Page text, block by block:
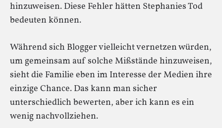
hinzuweisen. Diese Fehler hätten Stephanies Tod
bedeuten können.
Während sich Blogger vielleicht vernetzen würden,
um gemeinsam auf solche Mißstände hinzuweisen,
sieht die Familie eben im Interesse der Medien ihre
einzige Chance. Das kann man sicher
unterschiedlich bewerten, aber ich kann es ein
wenig nachvollziehen.